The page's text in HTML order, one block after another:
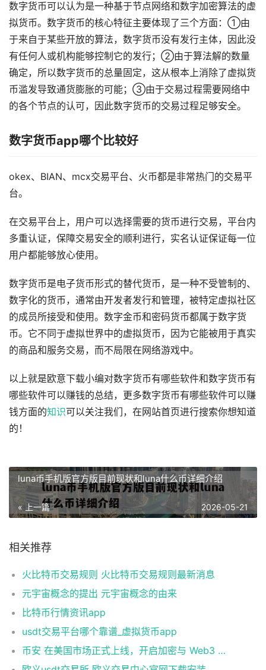
数字货币可以认为是一种基于节点网络和数字加密算法的虚
拟货币。数字货币的核心特征主要体现了三个方面：①由
于来自于某些开放的算法，数字货币没有发行主体，因此没
有任何人或机构能够控制它的发行；②由于算法解的数量
确定，所以数字货币的总量固定，这从根本上消除了虚拟货
币滥发导致通货膨胀的可能；③由于交易过程需要网络中
的各个节点的认可，因此数字货币的交易过程足够安全。
数字货币app哪个比较好
okex、BIAN、mcx交易平台、火币都是非常热门的交易平
台。
在交易平台上，用户可以选择需要的货币进行交易，平台内
多重认证，保障交易安全的顺利进行，实名认证保证每一位
用户都能够放心使用。
数字货币是电子货币形式的替代货币，是一种不受管制的、
数字化的货币，通常由开发者发行和管理，被特定虚拟社区
的成员所接受和使用。数字金币和密码货币都属于数字货
币。它不同于虚拟世界中的虚拟货币，因为它能被用于真实
的商品和服务交易，而不局限在网络游戏中。
以上就是欧意下载小编对数字货币有哪些软件和数字货币有
哪些软件可以赚钱的总结，更多数字货币有哪些软件可以赚
钱方面的知识可以关注我们，在网站首页进行搜索你想知道
的！
luna币手机版官方版目前现状和luna什么币详细介绍
« 上一篇 2026-05-21
相关推荐
火比特币交易规则 火比特币交易规则最新消息
元宇宙概念的提出 元宇宙概念的由来
比特币行情资讯app
usdt交易平台哪个靠谱_虚拟货币app
币安 在美国市场正式上线，开启加密与 Web3 创新的全新时代！